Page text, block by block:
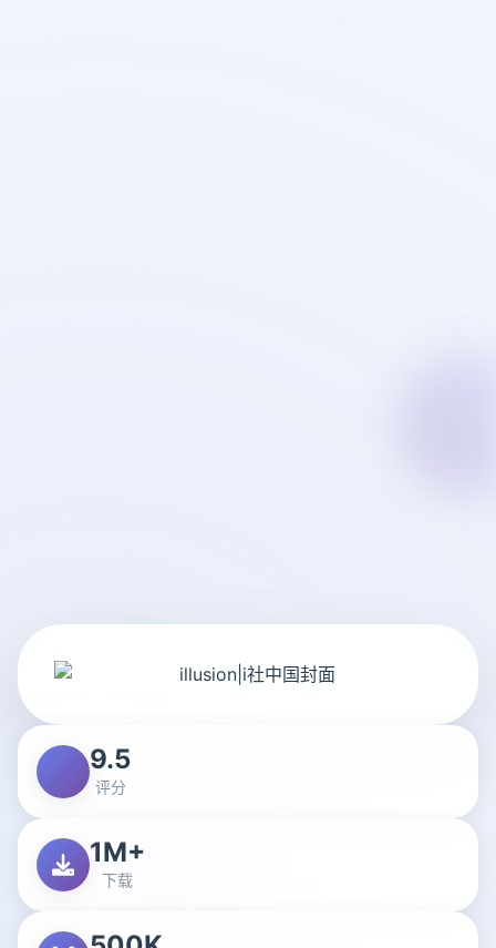
9.5
评分
1M+
下载